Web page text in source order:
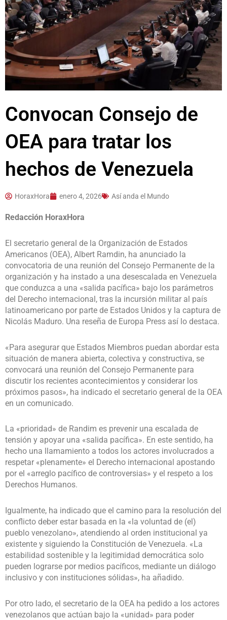
Convocan Consejo de
OEA para tratar los
hechos de Venezuela
HoraxHora enero 4, 2026 Así anda el Mundo
Redacción HoraxHora
El secretario general de la Organización de Estados
Americanos (OEA), Albert Ramdin, ha anunciado la
convocatoria de una reunión del Consejo Permanente de la
organización y ha instado a una desescalada en Venezuela
que conduzca a una «salida pacífica» bajo los parámetros
del Derecho internacional, tras la incursión militar al país
latinoamericano por parte de Estados Unidos y la captura de
Nicolás Maduro. Una reseña de Europa Press así lo destaca.
«Para asegurar que Estados Miembros puedan abordar esta
situación de manera abierta, colectiva y constructiva, se
convocará una reunión del Consejo Permanente para
discutir los recientes acontecimientos y considerar los
próximos pasos», ha indicado el secretario general de la OEA
en un comunicado.
La «prioridad» de Randim es prevenir una escalada de
tensión y apoyar una «salida pacífica». En este sentido, ha
hecho una llamamiento a todos los actores involucrados a
respetar «plenamente» el Derecho internacional apostando
por el «arreglo pacífico de controversias» y el respeto a los
Derechos Humanos.
Igualmente, ha indicado que el camino para la resolución del
conflicto deber estar basada en la «la voluntad de (el)
pueblo venezolano», atendiendo al orden institucional ya
existente y siguiendo la Constitución de Venezuela. «La
estabilidad sostenible y la legitimidad democrática solo
pueden lograrse por medios pacíficos, mediante un diálogo
inclusivo y con instituciones sólidas», ha añadido.
Por otro lado, el secretario de la OEA ha pedido a los actores
venezolanos que actúan bajo la «unidad» para poder